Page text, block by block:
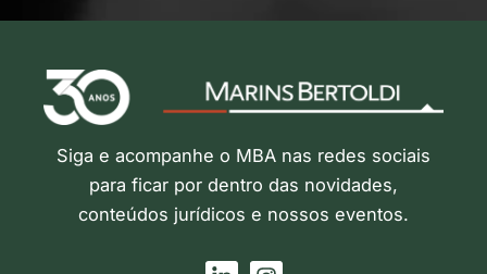
Siga e acompanhe o MBA nas redes sociais
para ficar por dentro das novidades,
conteúdos jurídicos e nossos eventos.